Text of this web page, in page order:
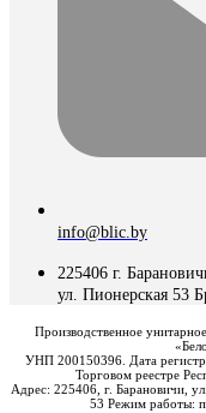
info@blic.by
225406 г.
ул. Пионерская 53
Производственное
УНП 200150396. Дата
Торговом реестре
Адрес: 225406, г. Барановичи,
53 Режим работы: